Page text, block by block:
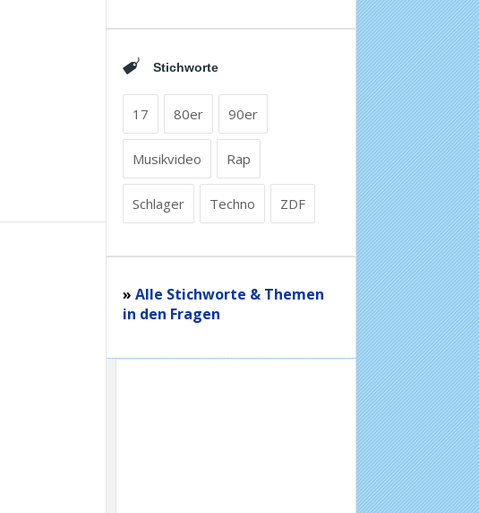
Stichworte
17 80er 90er
Musikvideo Rap
Schlager Techno ZDF
» Alle Stichworte & Themen
in den Fragen